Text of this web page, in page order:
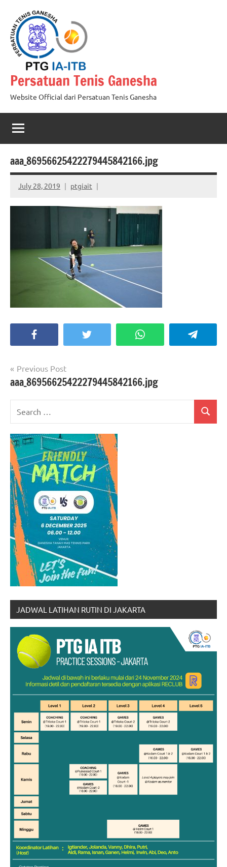
content
Persatuan Tenis Ganesha
Website Official dari Persatuan Tenis Ganesha
aaa_86956625422279445842166.jpg
July 28, 2019 ptgiait
Twitter WhatsApp
Post
navigation
Previous Post
aaa_86956625422279445842166.jpg
Search
JADWAL LATIHAN RUTIN DI JAKARTA